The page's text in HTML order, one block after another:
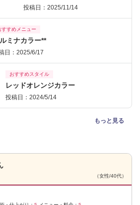
投稿日：2025/11/14
すすめメニュー
ミナカラー**
日：2025/6/17
おすすめスタイル
レッドオレンジカラー
投稿日：2024/5/14
もっと見る
（女性/40代）